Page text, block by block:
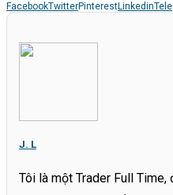
FacebookTwitterPinterestLinkedin
J. L
Tôi là một Trader Full